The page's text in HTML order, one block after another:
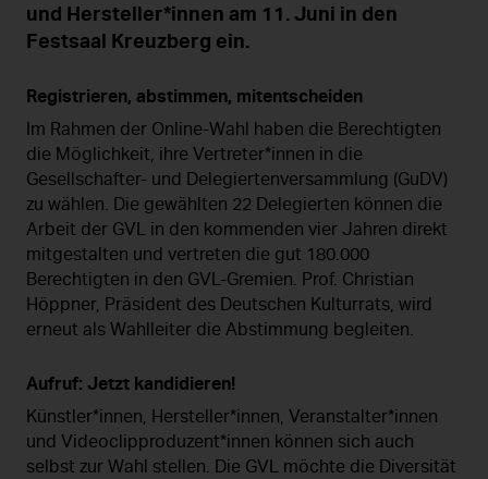
und Hersteller*innen am 11. Juni in den
Festsaal Kreuzberg ein.
Registrieren, abstimmen, mitentscheiden
Im Rahmen der Online-Wahl haben die Berechtigten
die Möglichkeit, ihre Vertreter*innen in die
Gesellschafter- und Delegiertenversammlung (GuDV)
zu wählen. Die gewählten 22 Delegierten können die
Arbeit der GVL in den kommenden vier Jahren direkt
mitgestalten und vertreten die gut 180.000
Berechtigten in den GVL-Gremien. Prof. Christian
Höppner, Präsident des Deutschen Kulturrats, wird
erneut als Wahlleiter die Abstimmung begleiten.
Aufruf: Jetzt kandidieren!
Künstler*innen, Hersteller*innen, Veranstalter*innen
und Videoclipproduzent*innen können sich auch
selbst zur Wahl stellen. Die GVL möchte die Diversität